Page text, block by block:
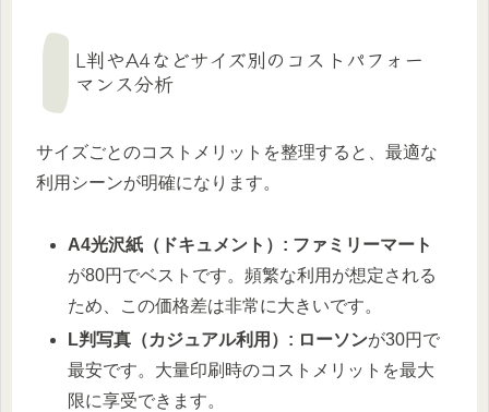
L判やA4などサイズ別のコストパフォー
マンス分析
サイズごとのコストメリットを整理すると、最適な
利用シーンが明確になります。
A4光沢紙（ドキュメント）: ファミリーマート
が80円でベストです。頻繁な利用が想定される
ため、この価格差は非常に大きいです。
L判写真（カジュアル利用）: ローソンが30円で
最安です。大量印刷時のコストメリットを最大
限に享受できます。